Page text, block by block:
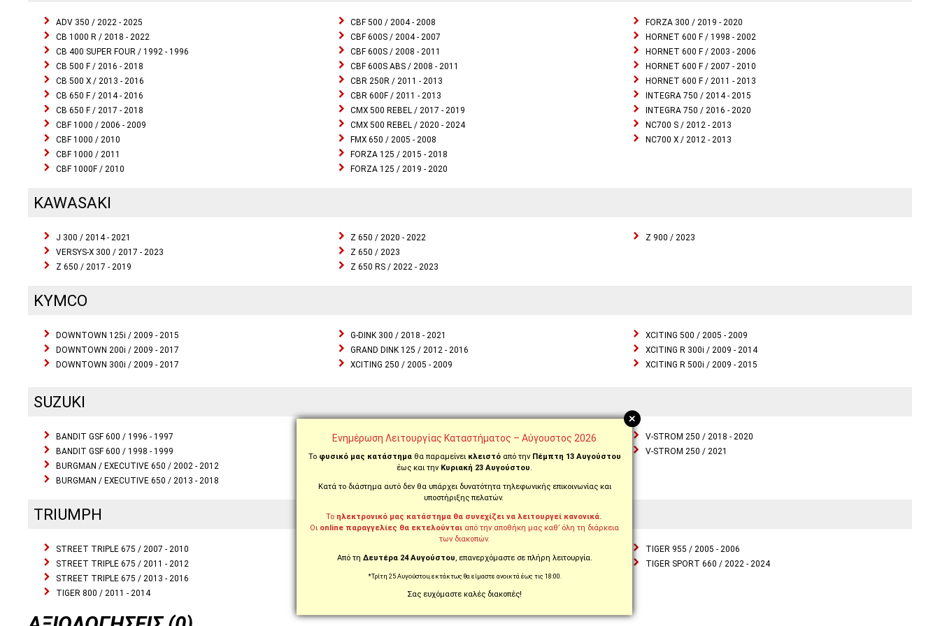
ADV 350 / 2022 - 2025
CB 1000 R / 2018 - 2022
CB 400 SUPER FOUR / 1992 - 1996
CB 500 F / 2016 - 2018
CB 500 X / 2013 - 2016
CB 650 F / 2014 - 2016
CB 650 F / 2017 - 2018
CBF 1000 / 2006 - 2009
CBF 1000 / 2010
CBF 1000 / 2011
CBF 1000F / 2010
CBF 500 / 2004 - 2008
CBF 600S / 2004 - 2007
CBF 600S / 2008 - 2011
CBF 600S ABS / 2008 - 2011
CBR 250R / 2011 - 2013
CBR 600F / 2011 - 2013
CMX 500 REBEL / 2017 - 2019
CMX 500 REBEL / 2020 - 2024
FMX 650 / 2005 - 2008
FORZA 125 / 2015 - 2018
FORZA 125 / 2019 - 2020
FORZA 300 / 2019 - 2020
HORNET 600 F / 1998 - 2002
HORNET 600 F / 2003 - 2006
HORNET 600 F / 2007 - 2010
HORNET 600 F / 2011 - 2013
INTEGRA 750 / 2014 - 2015
INTEGRA 750 / 2016 - 2020
NC700 S / 2012 - 2013
NC700 X / 2012 - 2013
KAWASAKI
J 300 / 2014 - 2021
VERSYS-X 300 / 2017 - 2023
Z 650 / 2017 - 2019
Z 650 / 2020 - 2022
Z 650 / 2023
Z 650 RS / 2022 - 2023
Z 900 / 2023
KYMCO
DOWNTOWN 125i / 2009 - 2015
DOWNTOWN 200i / 2009 - 2017
DOWNTOWN 300i / 2009 - 2017
G-DINK 300 / 2018 - 2021
GRAND DINK 125 / 2012 - 2016
XCITING 250 / 2005 - 2009
XCITING 500 / 2005 - 2009
XCITING R 300i / 2009 - 2014
XCITING R 500i / 2009 - 2015
SUZUKI
BANDIT GSF 600 / 1996 - 1997
BANDIT GSF 600 / 1998 - 1999
BURGMAN / EXECUTIVE 650 / 2002 - 2012
BURGMAN / EXECUTIVE 650 / 2013 - 2018
BURGMAN / EXECUTIVE 650 / 2019 - 2020
INAZUMA 250 / 2012 - 2016
INAZUMA 250 / 2017 - 2018
V-STROM 250 / 2018 - 2020
V-STROM 250 / 2021
TRIUMPH
STREET TRIPLE 675 / 2007 - 2010
STREET TRIPLE 675 / 2011 - 2012
STREET TRIPLE 675 / 2013 - 2016
TIGER 800 / 2011 - 2014
TIGER 800 XC / 2011 - 2017
TIGER 800 XR / 2011 - 2017
TIGER 955 / 2001 - 2004
TIGER 955 / 2005 - 2006
TIGER SPORT 660 / 2022 - 2024
+
Ενημέρωση Λειτουργίας Καταστήματος – Αύγουστος 2026
Το φυσικό μας κατάστημαθα παραμείνει κλειστό από τηνΠέμπτη 13 Αυγούστου
έως και την Κυριακή 23 Αυγούστου.
Κατά το διάστημα αυτό δεν θα υπάρχει δυνατότητα τηλεφωνικής επικοινωνίας και
υποστήριξης πελατών.
Το ηλεκτρονικό μας κατάστημα θα συνεχίζει να λειτουργεί κανονικά.
Οι online παραγγελίες θα εκτελούνται από την αποθήκη μας καθ’ όλη τη διάρκεια
των διακοπών.
Από τη Δευτέρα 24 Αυγούστου, επανερχόμαστε σε πλήρη λειτουργία.
*Τρίτη 25 Αυγούστου, εκτάκτως θα είμαστε ανοικτά έως τις 18:00.
Σας ευχόμαστε καλές διακοπές!